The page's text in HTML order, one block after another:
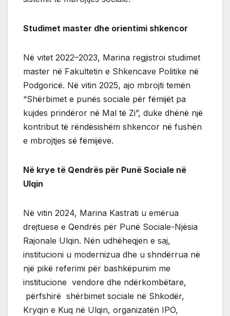
Studimet master dhe orientimi shkencor
Në vitet 2022–2023, Marina regjistroi studimet
master në Fakultetin e Shkencave Politike në
Podgoricë. Në vitin 2025, ajo mbrojti temën
“Shërbimet e punës sociale për fëmijët pa
kujdes prindëror në Mal të Zi”, duke dhënë një
kontribut të rëndësishëm shkencor në fushën
e mbrojtjes së fëmijëve.
Në krye të Qendrës për Punë Sociale në
Ulqin
Në vitin 2024, Marina Kastrati u emërua
drejtuese e Qendrës për Punë Sociale-Njësia
Rajonale Ulqin. Nën udhëheqjen e saj,
institucioni u modernizua dhe u shndërrua në
një pikë referimi për bashkëpunim me
institucione vendore dhe ndërkombëtare,
përfshirë shërbimet sociale në Shkodër,
Kryqin e Kuq në Ulqin, organizatën IPO,